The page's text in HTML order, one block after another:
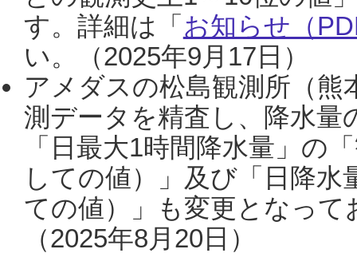
す。詳細は「 お知らせ（
い。（2025年9月17日）
アメダスの松島観測所（熊
測データを精査し、降水
「日最大1時間降水量」の
しての値）」及び「日降
ての値）」も変更となっ
（2025年8月20日）